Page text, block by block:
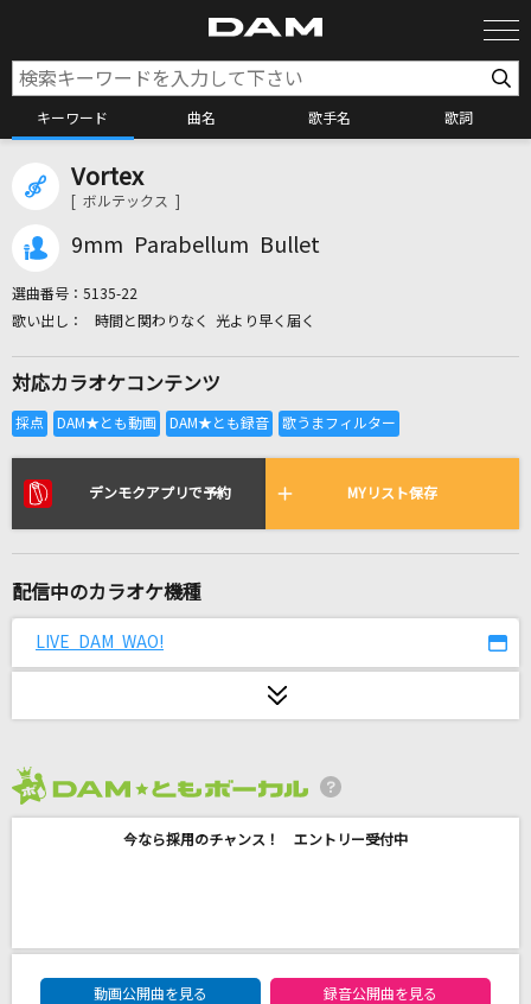
キーワード 曲名 歌手名 歌詞
全国りれき
リアルタイムで歌われている曲の一覧
[生音]シュガーソングとビターステップ
[生音]十三ヶ月
ANTENNA
Vortex
[ ボルテックス ]
9mm Parabellum Bullet
選曲番号： 5135-22
時間と関わりなく 光より早く届く
対応カラオケコンテンツ
デンモクアプリで予約 MYリスト保存
配信中のカラオケ機種
LIVE DAM WAO!
今なら採用のチャンス！ エントリー受付中
DAM★ともボーカルエントリーランキング
動画公開曲を見る
録音公開曲を見る